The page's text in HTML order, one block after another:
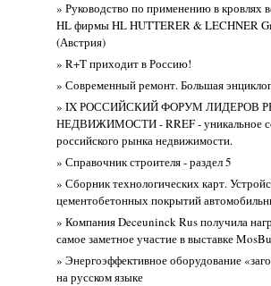
» Руководство по применению в кровлях
HL фирмы HL HUTTERER & LECHNER
(Австрия)
» R+T приходит в Россию!
» Современный ремонт. Большая
» IX РОССИЙСКИЙ ФОРУМ ЛИДЕРОВ
НЕДВИЖИМОСТИ - RREF - уникальное
российского рынка недвижимости.
» Справочник строителя - раздел 5
» Сборник технологических карт.
цементобетонных покрытий
» Компания Deceuninck Rus получила
самое заметное участие в выставке
» Энергоэффективное оборудование
на русском языке